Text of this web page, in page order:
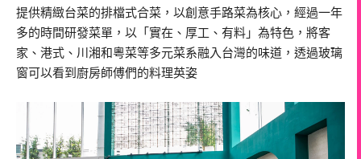
提供精緻台菜的排檔式合菜，以創意手路菜為核心，經過一年
多的時間研發菜單，以「實在、厚工、有料」為特色，將客
家、港式、川湘和粵菜等多元菜系融入台灣的味道，透過玻璃
窗可以看到廚房師傅們的料理英姿